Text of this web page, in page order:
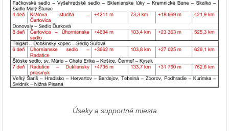
Úseky a supportné miesta